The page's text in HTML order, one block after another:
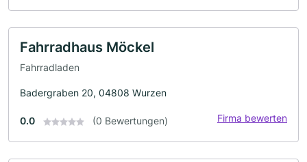
Fahrradhaus Möckel
Fahrradladen
Badergraben 20, 04808 Wurzen
0.0 (0 Bewertungen) Firma bewerten